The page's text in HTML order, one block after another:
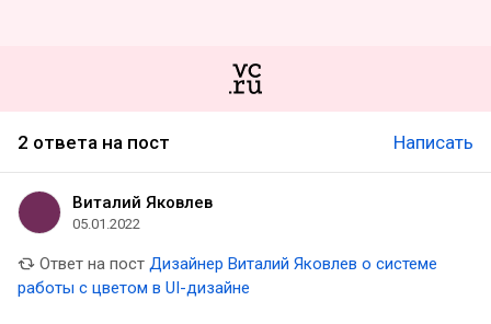
2 ответа на пост Написать
Виталий Яковлев
05.01.2022
Ответ на пост Дизайнер Виталий Яковлев о системе
работы с цветом в UI-дизайне